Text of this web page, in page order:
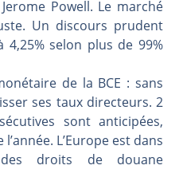
Pourquoi le monde entier vacille en même temps cette semaine ? | par Louis-Antoine Michelet
WTI : Explosion mais réserves au plus bas | Denis Desclos – Market Movers
Powell. Le marché
Un discours prudent
selon plus de 99%
de la BCE : sans
ses taux directeurs. 2
sont anticipées,
L’Europe est dans
droits de douane